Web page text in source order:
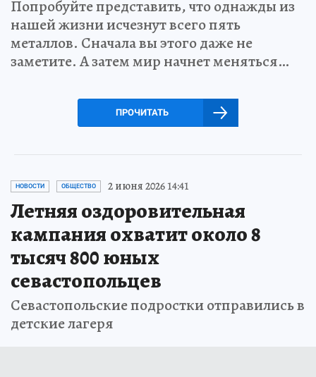
Попробуйте представить, что однажды из
нашей жизни исчезнут всего пять
металлов. Сначала вы этого даже не
заметите. А затем мир начнет меняться…
ПРОЧИТАТЬ
НОВОСТИ ОБЩЕСТВО 2 июня 2026 14:41
Летняя оздоровительная
кампания охватит около 8
тысяч 800 юных
севастопольцев
Севастопольские подростки отправились в
детские лагеря